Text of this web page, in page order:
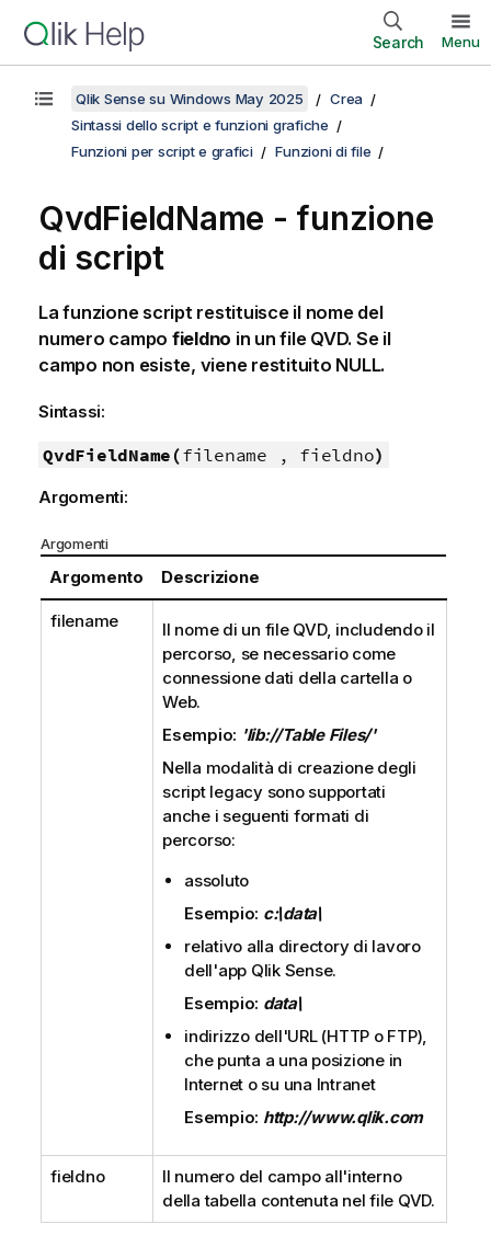
Search Menu
Qlik Sense su Windows May 2025
Crea
Sintassi dello script e funzioni grafiche
Funzioni per script e grafici
Funzioni di file
QvdFieldName - funzione
di script
La funzione script restituisce il nome del
numero campo fieldno in un file QVD. Se il
campo non esiste, viene restituito NULL.
Sintassi:
QvdFieldName(filename , fieldno)
Argomenti:
Argomenti
Argomento Descrizione
filename Il nome di un file QVD, includendo il
percorso, se necessario come
connessione dati della cartella o
Web.
Esempio: 'lib://Table Files/'
Nella modalità di creazione degli
script legacy sono supportati
anche i seguenti formati di
percorso:
assoluto
Esempio: c:\data\
relativo alla directory di lavoro
dell'app Qlik Sense.
Esempio: data\
indirizzo dell'URL (HTTP o FTP),
che punta a una posizione in
Internet o su una Intranet
Esempio: http://www.qlik.com
fieldno
Il numero del campo all'interno
della tabella contenuta nel file QVD.